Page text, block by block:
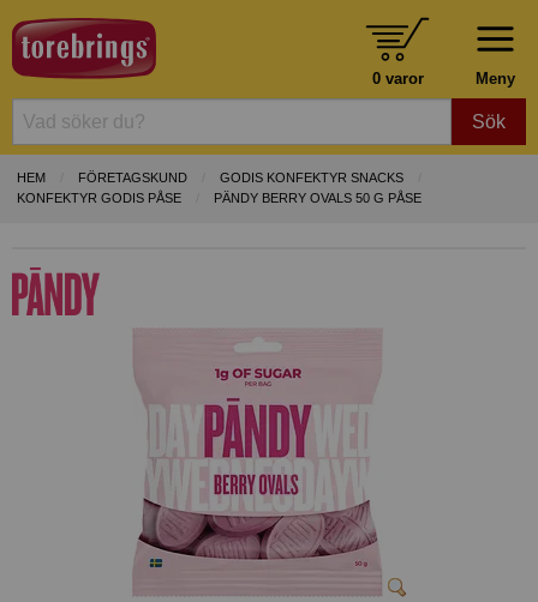
Meny
0 varor
Sök
HEM FÖRETAGSKUND
GODIS KONFEKTYR SNACKS
KONFEKTYR GODIS PÅSE
PÄNDY BERRY OVALS 50 G PÅSE